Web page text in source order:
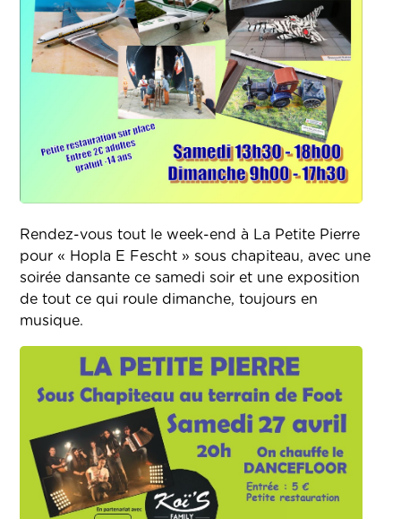
Rendez-vous tout le week-end à La Petite Pierre
pour « Hopla E Fescht » sous chapiteau, avec une
soirée dansante ce samedi soir et une exposition
de tout ce qui roule dimanche, toujours en
musique.